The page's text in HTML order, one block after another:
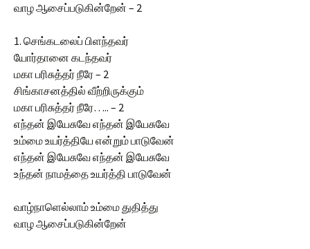
வாழ ஆசைப்படுகின்றேன் – 2
1. செங்கடலைப் பிளந்தவர்
யோர்தானை கடந்தவர்
மகா பரிசுத்தர் நீரே – 2
சிங்காசனத்தில் வீற்றிருக்கும்
மகா பரிசுத்தர் நீரே….. – 2
எந்தன் இயேசுவே எந்தன் இயேசுவே
உம்மை உயர்த்தியே என்றும் பாடுவேன்
எந்தன் இயேசுவே எந்தன் இயேசுவே
உந்தன் நாமத்தை உயர்த்தி பாடுவேன்
வாழ்நாளெல்லாம் உம்மை துதித்து
வாழ ஆசைப்படுகின்றேன்